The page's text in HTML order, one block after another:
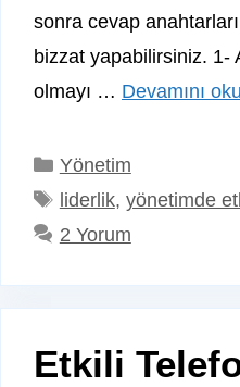
sonra cevap
bizzat yapabilirsiniz. 1-
olmayı … Devamını oku
Kategoriler
Yönetim
Etiketler
liderlik, yönetimde
2 Yorum
Etkili